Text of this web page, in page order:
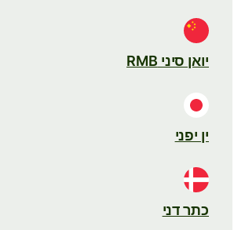
יואן סיני RMB
ין יפני
כתר דני